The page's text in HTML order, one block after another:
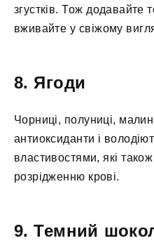
згустків. Тож додавайте
вживайте у свіжому
8. Ягоди
Чорниці, полуниці,
антиоксиданти і
властивостями, які
розрідженню крові.
9. Темний